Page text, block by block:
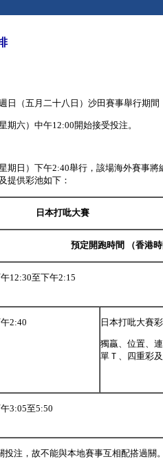
日（五月二十八日）沙田賽事舉行期
期六）中午12:00開始接受投注。
期日）下午2:40舉行，該場海外賽事
提供彩池如下：
日本打吡大賽
預定開跑時間 （香港
12:30至下午2:15
2:40 日本打吡大賽
獨贏、位置、
單Ｔ、四重彩
3:05至5:50
投注，故不能與本地賽事互相配搭過關